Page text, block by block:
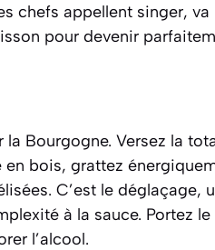
chefs appellent singer, va
pour devenir
Bourgogne. Versez la
en bois, grattez
C’est le déglaçage,
à la sauce. Portez
l’alcool.